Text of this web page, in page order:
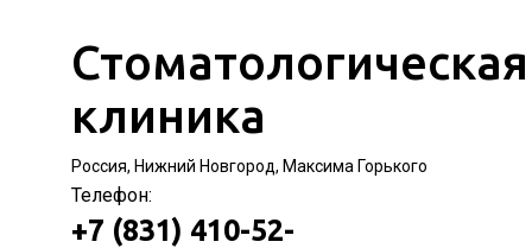
Стоматологическая
клиника
Россия, Нижний Новгород, Максима Горького
Телефон:
+7 (831) 410-52-